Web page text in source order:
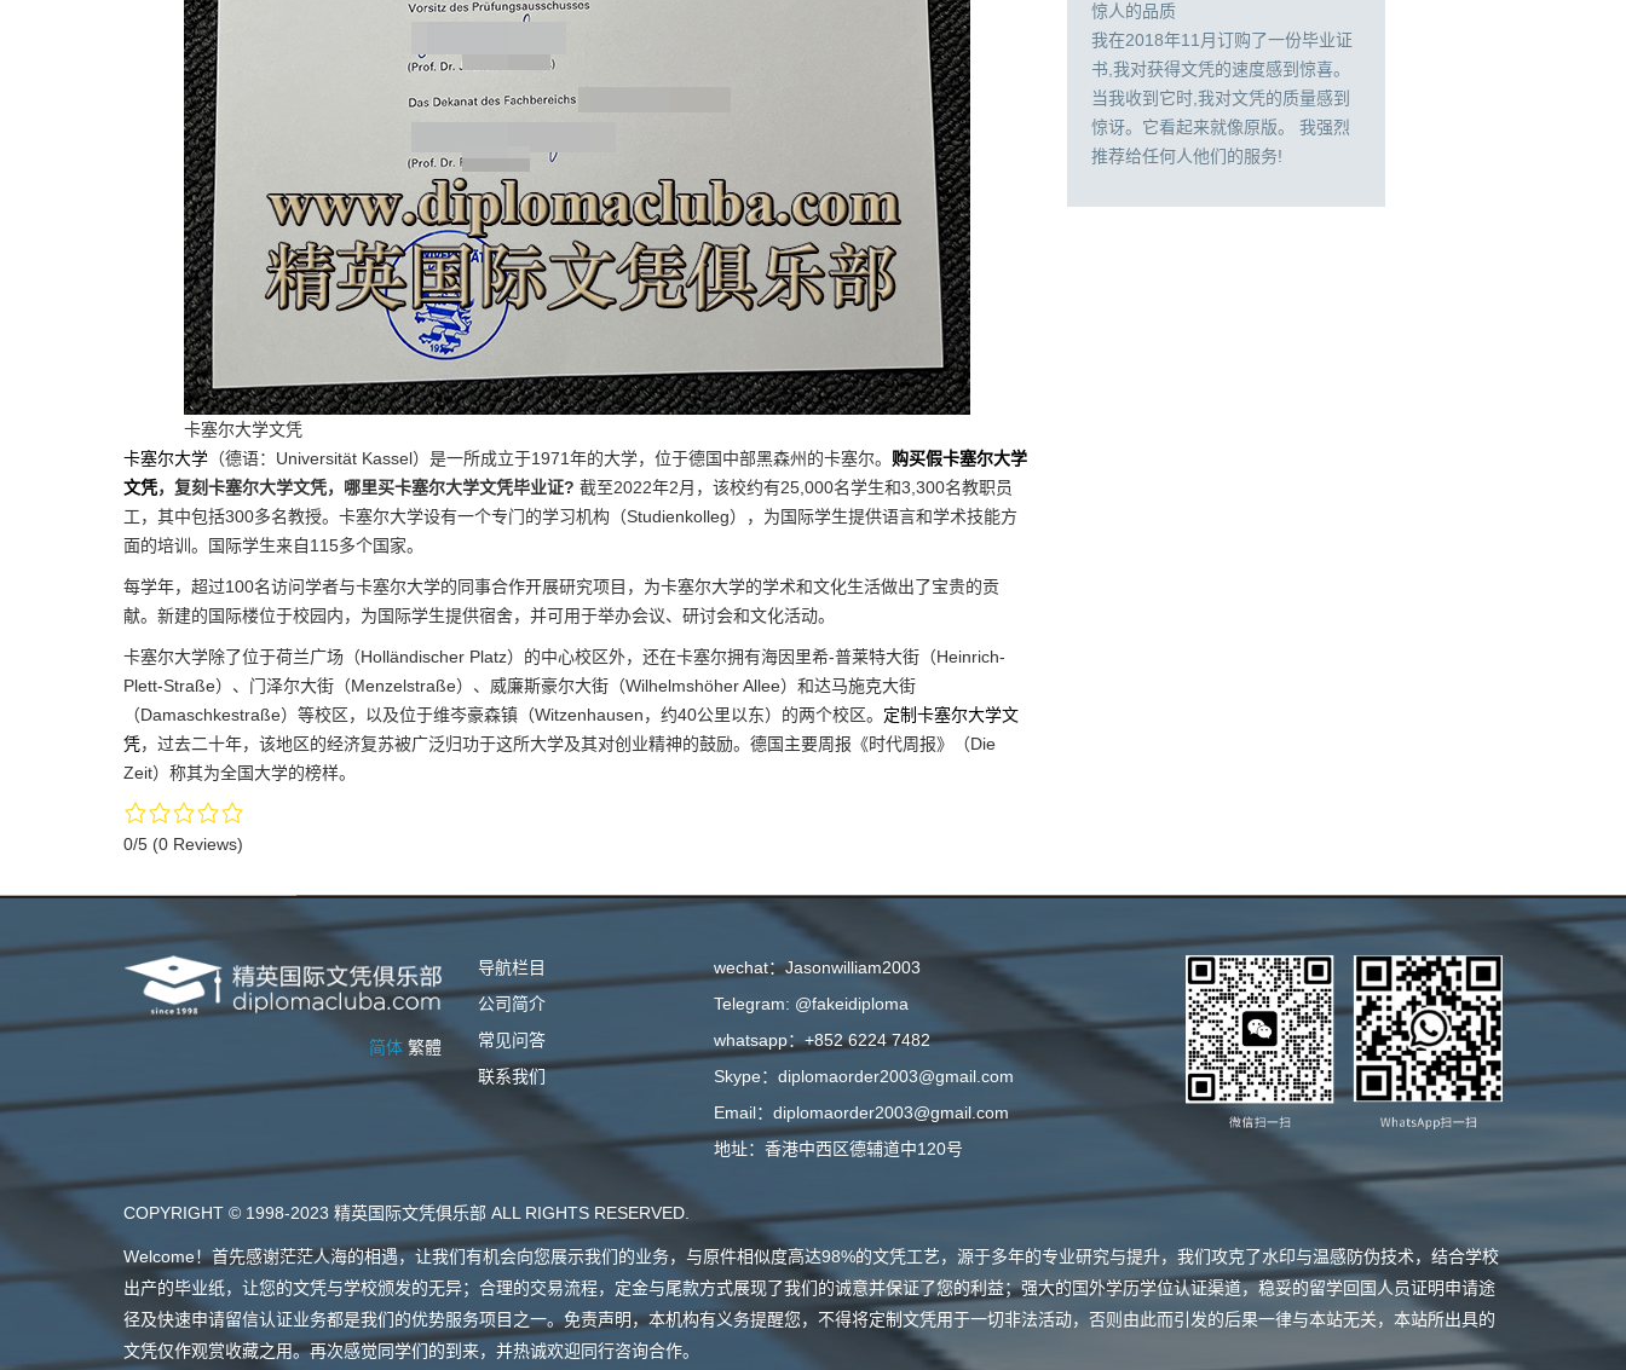
卡塞尔大学文凭
卡塞尔大学 （德语：Universität Kassel）是一所成立于1971年的大学，位于德国中部黑森州的卡塞尔。 购买假卡塞尔大学
文凭，复刻卡塞尔大学文凭，哪里买卡塞尔大学文凭毕业证? 截至2022年2月，该校约有25,000名学生和3,300名教职员
工，其中包括300多名教授。卡塞尔大学设有一个专门的学习机构（Studienkolleg），为国际学生提供语言和学术技能方
面的培训。国际学生来自115多个国家。
每学年，超过100名访问学者与卡塞尔大学的同事合作开展研究项目，为卡塞尔大学的学术和文化生活做出了宝贵的贡
献。新建的国际楼位于校园内，为国际学生提供宿舍，并可用于举办会议、研讨会和文化活动。
卡塞尔大学除了位于荷兰广场（Holländischer Platz）的中心校区外，还在卡塞尔拥有海因里希-普莱特大街（Heinrich-
Plett-Straße）、门泽尔大街（Menzelstraße）、威廉斯豪尔大街（Wilhelmshöher Allee）和达马施克大街
（Damaschkestraße）等校区，以及位于维岑豪森镇（Witzenhausen，约40公里以东）的两个校区。 定制卡塞尔大学文
凭，过去二十年，该地区的经济复苏被广泛归功于这所大学及其对创业精神的鼓励。德国主要周报《时代周报》（Die
Zeit）称其为全国大学的榜样。
0/5 (0 Reviews)
惊人的品质
我在2018年11月订购了一份毕业证
书,我对获得文凭的速度感到惊喜。
当我收到它时,我对文凭的质量感到
惊讶。它看起来就像原版。 我强烈
推荐给任何人他们的服务!
简体 繁體
导航栏目
公司简介
常见问答
联系我们
wechat：Jasonwilliam2003
Telegram: @fakeidiploma
whatsapp：+852 6224 7482
Skype：diplomaorder2003@gmail.com
Email：diplomaorder2003@gmail.com
地址：香港中西区德辅道中120号
COPYRIGHT © 1998-2023 精英国际文凭俱乐部 ALL RIGHTS RESERVED.
Welcome！首先感谢茫茫人海的相遇，让我们有机会向您展示我们的业务，与原件相似度高达98%的文凭工艺，源于多年的专业研究与提升，我们攻克了水印与温感防伪技术，结合学校
出产的毕业纸，让您的文凭与学校颁发的无异；合理的交易流程，定金与尾款方式展现了我们的诚意并保证了您的利益；强大的国外学历学位认证渠道，稳妥的留学回国人员证明申请途
径及快速申请留信认证业务都是我们的优势服务项目之一。免责声明，本机构有义务提醒您，不得将定制文凭用于一切非法活动，否则由此而引发的后果一律与本站无关，本站所出具的
文凭仅作观赏收藏之用。再次感觉同学们的到来，并热诚欢迎同行咨询合作。